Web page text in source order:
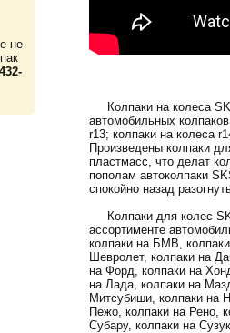
не
Колпаки на колеса
автомобильных
r13; колпаки на колеса
Произведены колпаки
пластмасс, что делат
пополам автоколпаки
спокойно назад
Колпаки для колес
ассортименте
колпаки на БМВ,
Шевролет, колпаки на
на Форд, колпаки на
на Лада, колпаки на
Митсубиши, колпаки на
Пежо, колпаки на Рено,
Субару, колпаки на